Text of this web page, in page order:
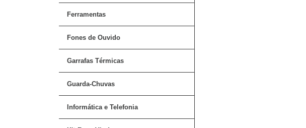
Ferramentas
Fones de Ouvido
Garrafas Térmicas
Guarda-Chuvas
Informática e Telefonia